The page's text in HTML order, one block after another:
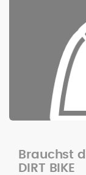
Brauchst
DIRT BIKE